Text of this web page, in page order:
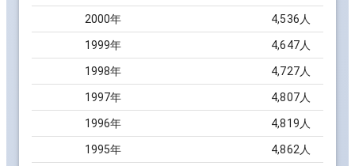
2000年 4,536 人
1999年 4,647人
1998年 4,727人
1997年 4,807人
1996年 4,819 人
1995年 4,862 人